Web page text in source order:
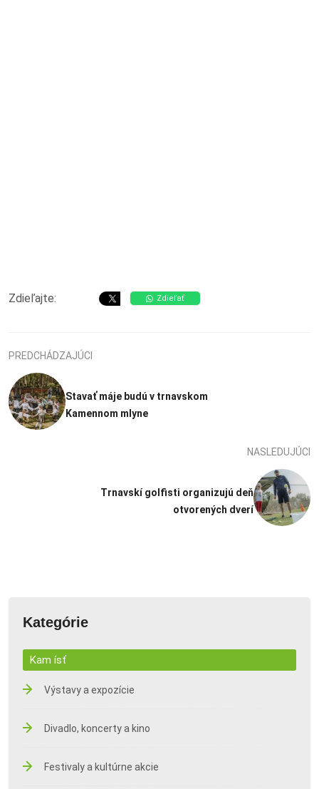
Zdieľajte: Zdieľať
PREDCHÁDZAJÚCI
Stavať máje budú v trnavskom
Kamennom mlyne
NASLEDUJÚCI
Trnavskí golfisti organizujú deň
otvorených dverí
Kategórie
Kam ísť
Výstavy a expozície
Divadlo, koncerty a kino
Festivaly a kultúrne akcie